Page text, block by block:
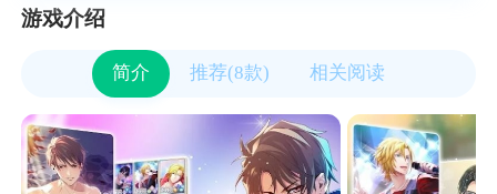
游戏介绍
简介 推荐(8款) 相关阅读